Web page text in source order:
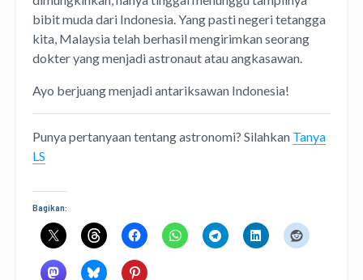
bibit muda dari Indonesia. Yang pasti negeri tetangga
kita, Malaysia telah berhasil mengirimkan seorang
dokter yang menjadi astronaut atau angkasawan.
Ayo berjuang menjadi antariksawan Indonesia!
Punya pertanyaan tentang astronomi? Silahkan Tanya
LS
Bagikan: